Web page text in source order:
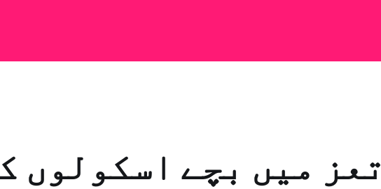
تعز میں بچے اسکولوں